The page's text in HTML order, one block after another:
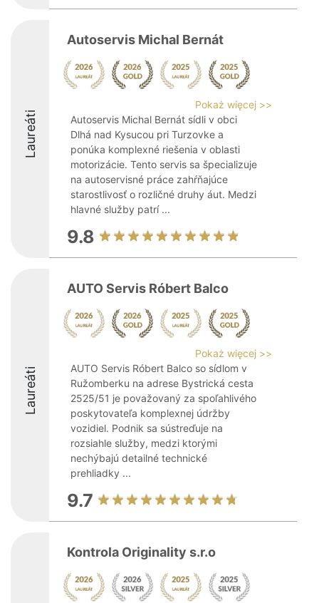
Laureáti
Autoservis Michal Bernát
Pokaż więcej >>
Autoservis Michal Bernát sídli v obci
Dlhá nad Kysucou pri Turzovke a
ponúka komplexné riešenia v oblasti
motorizácie. Tento servis sa špecializuje
na autoservisné práce zahŕňajúce
starostlivosť o rozličné druhy áut. Medzi
hlavné služby patrí ...
9.8
Laureáti
AUTO Servis Róbert Balco
Pokaż więcej >>
AUTO Servis Róbert Balco so sídlom v
Ružomberku na adrese Bystrická cesta
2525/51 je považovaný za spoľahlivého
poskytovateľa komplexnej údržby
vozidiel. Podnik sa sústreďuje na
rozsiahle služby, medzi ktorými
nechýbajú detailné technické
prehliadky ...
9.7
Kontrola Originality s.r.o